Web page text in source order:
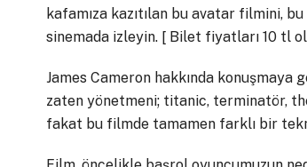
kafamıza kazıtılan bu avatar filmini,
sinemada izleyin. [ Bilet fiyatları 10 tl
James Cameron hakkında
zaten yönetmeni; titanic, terminatör,
fakat bu filmde tamamen farklı bir